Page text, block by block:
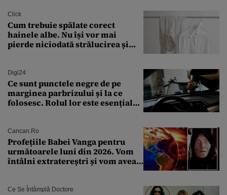
Click
Cum trebuie spălate corect
hainele albe. Nu își vor mai
pierde niciodată strălucirea și
Digi24
Ce sunt punctele negre de pe
marginea parbrizului și la ce
folosesc. Rolul lor este esențial
Cancan.ro
Profețiile Babei Vanga pentru
următoarele luni din 2026. Vom
întâlni extratereștri și vom avea
Ce Se Întâmplă Doctore